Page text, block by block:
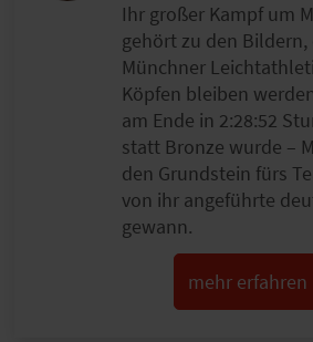
Ihr großer Kampf um
gehört zu den Bildern,
Münchner
Köpfen bleiben
am Ende in 2:28:52
statt Bronze wurde –
den Grundstein fürs
von ihr angeführte
gewann.
mehr erfahren